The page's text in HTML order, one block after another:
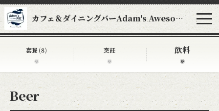
カフェ＆ダイニングバーAdam's Awesome Pie アダムスオーサムパイ
套餐 (8) 烹飪 飲料
Beer